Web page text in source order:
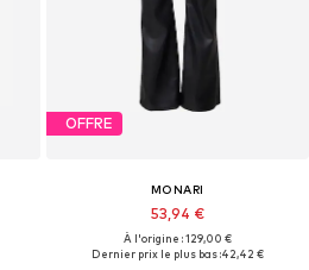
OFFRE
MONARI
53,94 €
À l'origine : 129,00 €
Dernier prix le plus bas :42,42 €